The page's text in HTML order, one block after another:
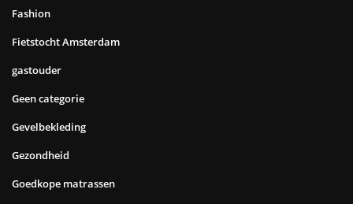
Fashion
Fietstocht Amsterdam
gastouder
Geen categorie
Gevelbekleding
Gezondheid
Goedkope matrassen